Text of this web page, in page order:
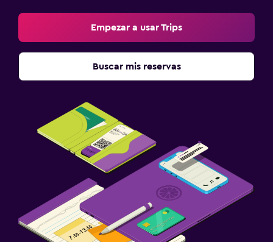
Empezar a usar Trips
Buscar mis reservas